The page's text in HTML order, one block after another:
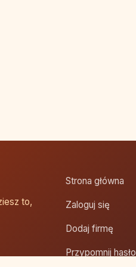
to,
Strona główna
Zaloguj się
Dodaj firmę
Przypomnij hasło